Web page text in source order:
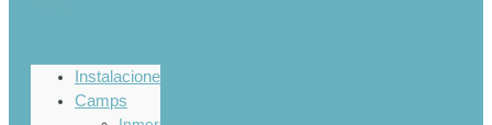
Instalaciones
Camps